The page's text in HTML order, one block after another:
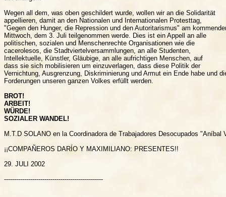
Wegen all dem, was oben geschildert wurde, wollen wir an die Solidarität
appellieren, damit an den Nationalen und Internationalen Protesttag,
"Gegen den Hunger, die Repression und den Autoritarismus" am
Mittwoch, dem 3. Juli teilgenommen werde. Dies ist ein Appell an alle
politischen, sozialen und Menschenrechte Organisationen wie die
cacerolesos, die Stadtviertelversammlungen, an alle Studenten,
Intellektuelle, Künstler, Gläubige, an alle aufrichtigen Menschen, auf
dass sie sich mobilisieren um einzuverlagen, dass diese Politik der
Vernichtung, Ausgrenzung, Diskriminierung und Armut ein Ende habe und
Forderungen unseren ganzen Volkes erfüllt werden.
BROT!
ARBEIT!
WÜRDE!
SOZIALER WANDEL!
M.T.D SOLANO en la Coordinadora de Trabajadores Desocupados "Aníbal
¡¡COMPAÑEROS DARÍO Y MAXIMILIANO: PRESENTES!!
29. JULI 2002
-------------------------------------------------